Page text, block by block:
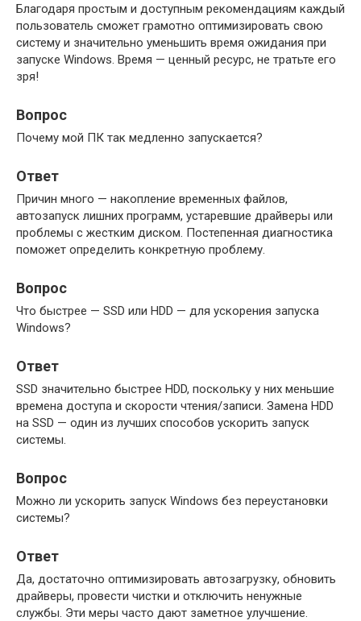
Благодаря простым и доступным рекомендациям каждый
пользователь сможет грамотно оптимизировать свою
систему и значительно уменьшить время ожидания при
запуске Windows. Время — ценный ресурс, не тратьте его
зря!
Вопрос
Почему мой ПК так медленно запускается?
Ответ
Причин много — накопление временных файлов,
автозапуск лишних программ, устаревшие драйверы или
проблемы с жестким диском. Постепенная диагностика
поможет определить конкретную проблему.
Вопрос
Что быстрее — SSD или HDD — для ускорения запуска
Windows?
Ответ
SSD значительно быстрее HDD, поскольку у них меньшие
времена доступа и скорости чтения/записи. Замена HDD
на SSD — один из лучших способов ускорить запуск
системы.
Вопрос
Можно ли ускорить запуск Windows без переустановки
системы?
Ответ
Да, достаточно оптимизировать автозагрузку, обновить
драйверы, провести чистки и отключить ненужные
службы. Эти меры часто дают заметное улучшение.